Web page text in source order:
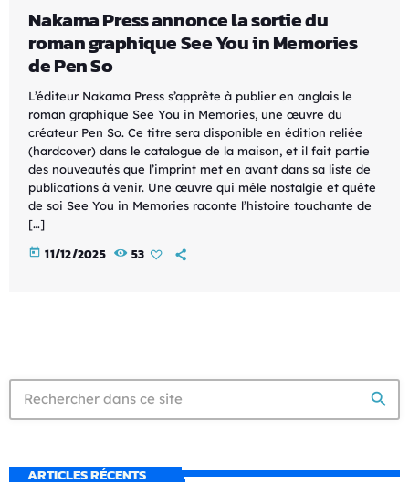
Nakama Press annonce la sortie du
roman graphique See You in Memories
de Pen So
L’éditeur Nakama Press s’apprête à publier en anglais le
roman graphique See You in Memories, une œuvre du
créateur Pen So. Ce titre sera disponible en édition reliée
(hardcover) dans le catalogue de la maison, et il fait partie
des nouveautés que l’imprint met en avant dans sa liste de
publications à venir. Une œuvre qui mêle nostalgie et quête
de soi See You in Memories raconte l’histoire touchante de
[…]
today 11/12/2025 53
search
ARTICLES RÉCENTS